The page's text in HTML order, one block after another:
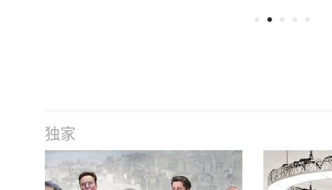
fiber_manual_record fiber_manual_record fiber_manual_record fiber_manual_record fiber_manual_record
独家